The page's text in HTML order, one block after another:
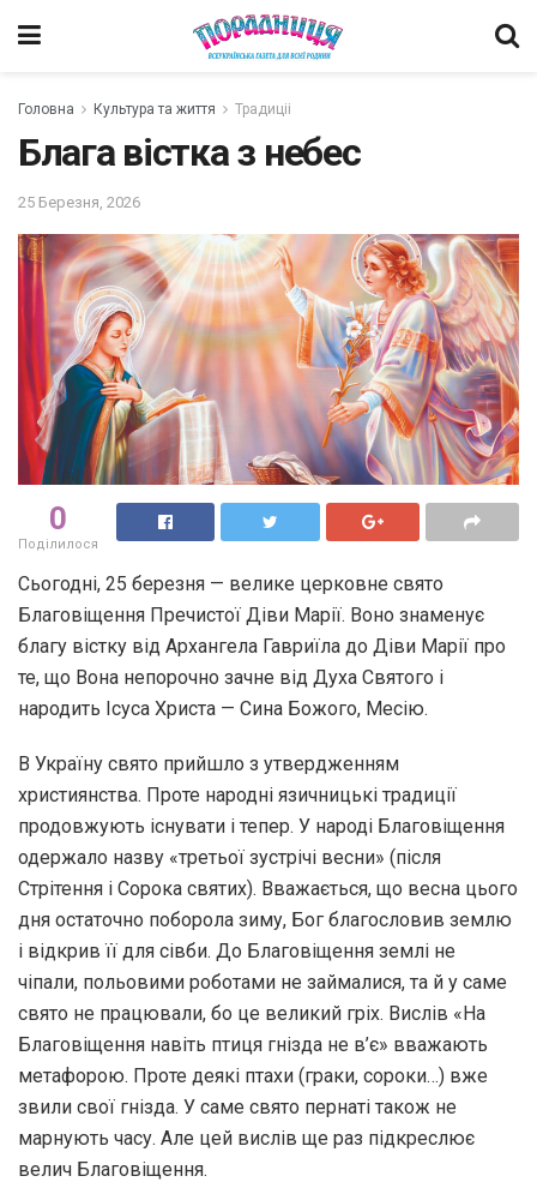
Головна Культура та життя Традиціі
Блага вістка з небес
25 Березня, 2026
0
Поділилося
Сьогодні, 25 березня — велике церковне свято
Благовіщення Пречистої Діви Марії. Воно знаменує
благу вістку від Архангела Гавриїла до Діви Марії про
те, що Вона непорочно зачне від Духа Святого і
народить Ісуса Христа — Сина Божого, Месію.
В Україну свято прийшло з утвердженням
християнства. Проте народні язичницькі традиції
продовжують існувати і тепер. У народі Благовіщення
одержало назву «третьої зустрічі весни» (після
Стрітення і Сорока святих). Вважається, що весна цього
дня остаточно поборола зиму, Бог благословив землю
і відкрив її для сівби. До Благовіщення землі не
чіпали, польовими роботами не займалися, та й у саме
свято не працювали, бо це великий гріх. Вислів «На
Благовіщення навіть птиця гнізда не в’є» вважають
метафорою. Проте деякі птахи (граки, сороки…) вже
звили свої гнізда. У саме свято пернаті також не
марнують часу. Але цей вислів ще раз підкреслює
велич Благовіщення.